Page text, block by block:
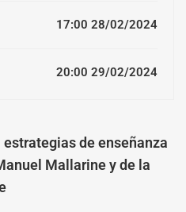
17:00 28/02/2024
20:00 29/02/2024
de enseñanza
Mallarine y de la